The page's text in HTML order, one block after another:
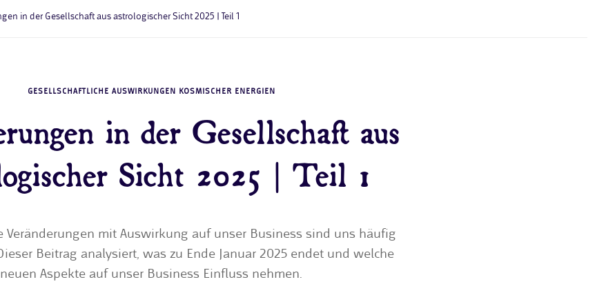
in der Gesellschaft aus astrologischer Sicht 2025 | Teil 1
GESELLSCHAFTLICHE AUSWIRKUNGEN KOSMISCHER ENERGIEN
in der Gesellschaft aus
Sicht 2025 | Teil 1
Veränderungen mit Auswirkung auf unser Business sind uns häufig
Beitrag analysiert, was zu Ende Januar 2025 endet und welche
neuen Aspekte auf unser Business Einfluss nehmen.